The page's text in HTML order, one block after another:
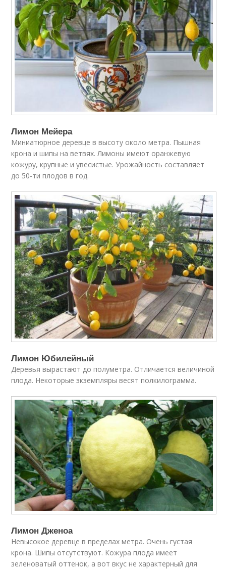
Лимон Мейера
Миниатюрное деревце в высоту около метра. Пышная
крона и шипы на ветвях. Лимоны имеют оранжевую
кожуру, крупные и увесистые. Урожайность составляет
до 50-ти плодов в год.
Лимон Юбилейный
Деревья вырастают до полуметра. Отличается величиной
плода. Некоторые экземпляры весят полкилограмма.
Лимон Дженоа
Невысокое деревце в пределах метра. Очень густая
крона. Шипы отсутствуют. Кожура плода имеет
зеленоватый оттенок, а вот вкус не характерный для